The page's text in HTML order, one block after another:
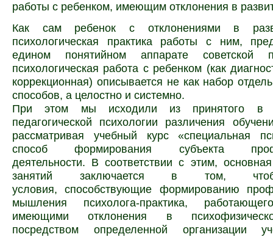
работы с ребенком, имеющим отклонения в
Как сам ребенок с отклонениями в
психологическая практика работы с ним,
едином понятийном аппарате советской
психологическая работа с ребенком (как
коррекционная) описывается не как набор
способов, а целостно и системно.
При этом мы исходили из принятого в
педагогической психологии различения
рассматривая учебный курс «специальная
способ формирования субъекта
деятельности. В соответствии с этим,
занятий заключается в том,
условия, способствующие формированию
мышления психолога-практика,
имеющими отклонения в
посредством определенной организации